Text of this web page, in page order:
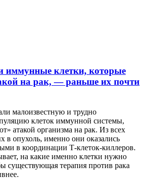
иммунные клетки, которые
на рак, — раньше их почти
малоизвестную и трудно
клеток иммунной системы,
атакой организма на рак. Из всех
в опухоль, именно они оказались
в координации Т-клеток-киллеров.
на какие именно клетки нужно
существующая терапия против рака